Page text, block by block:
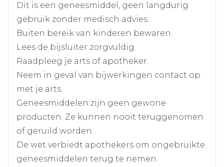
Breedte 65 mm
Lengte
Diepte 25 mm
Hoeveelheid
Verpakking
28
Actieve
Ingrediënten
hydrochloorthiazide,
valsartan
Dit is een geneesmiddel, geen langdurig
gebruik zonder medisch advies.
Buiten bereik van kinderen bewaren.
Lees de bijsluiter zorgvuldig.
Raadpleeg je arts of apotheker.
Neem in geval van bijwerkingen contact op
met je arts.
Geneesmiddelen zijn geen gewone
producten. Ze kunnen nooit teruggenomen
of geruild worden.
De wet verbiedt apothekers om ongebruikte
geneesmiddelen terug te nemen.